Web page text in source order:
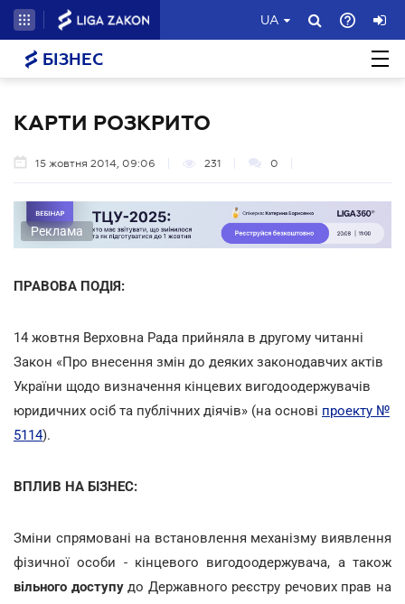
UA
БІЗНЕС
КАРТИ РОЗКРИТО
15 жовтня 2014, 09:06 231 0
Реклама
ПРАВОВА ПОДІЯ:
14 жовтня Верховна Рада прийняла в другому читанні
Закон «Про внесення змін до деяких законодавчих актів
України щодо визначення кінцевих вигодоодержувачів
юридичних осіб та публічних діячів» (на основі проекту №
5114).
ВПЛИВ НА БІЗНЕС:
Зміни спрямовані на встановлення механізму виявлення
фізичної особи - кінцевого вигодоодержувача, а також
вільного доступудо Державного реєстру речових прав на